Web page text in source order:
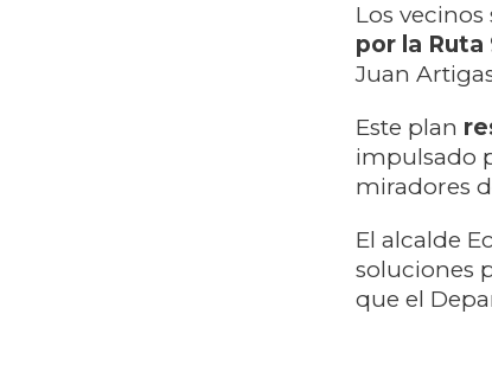
Los
por la Ruta
Juan
Este plan
impulsado
miradores
El alcalde
soluciones
que el